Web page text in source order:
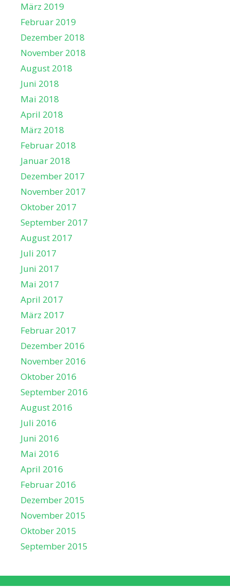
März 2019
Februar 2019
Dezember 2018
November 2018
August 2018
Juni 2018
Mai 2018
April 2018
März 2018
Februar 2018
Januar 2018
Dezember 2017
November 2017
Oktober 2017
September 2017
August 2017
Juli 2017
Juni 2017
Mai 2017
April 2017
März 2017
Februar 2017
Dezember 2016
November 2016
Oktober 2016
September 2016
August 2016
Juli 2016
Juni 2016
Mai 2016
April 2016
Februar 2016
Dezember 2015
November 2015
Oktober 2015
September 2015